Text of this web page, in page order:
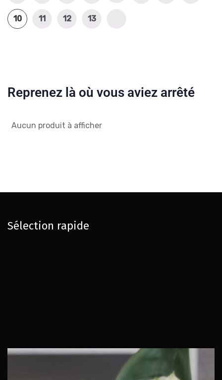
10 11 12 13
Reprenez là où vous aviez arrêté
Aucun produit à afficher
Sélection rapide